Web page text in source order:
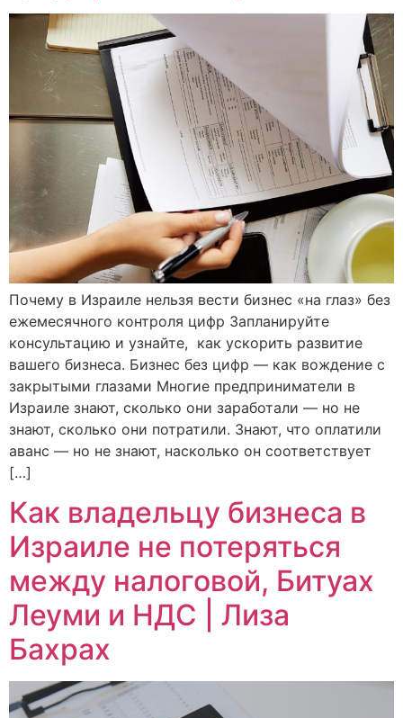
Почему в Израиле нельзя вести бизнес «на глаз» без
ежемесячного контроля цифр Запланируйте
консультацию и узнайте, как ускорить развитие
вашего бизнеса. Бизнес без цифр — как вождение с
закрытыми глазами Многие предприниматели в
Израиле знают, сколько они заработали — но не
знают, сколько они потратили. Знают, что оплатили
аванс — но не знают, насколько он соответствует
[…]
Как владельцу бизнеса в
Израиле не потеряться
между налоговой, Битуах
Леуми и НДС | Лиза
Бахрах